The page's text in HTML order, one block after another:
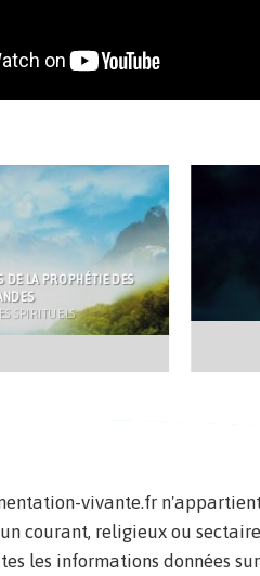
DE LA PROPHÉTIE DES
SPIRITUELS
vivante.fr
courant, religieux ou
les informations données sur